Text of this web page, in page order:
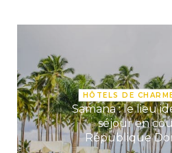
HÔTELS DE
Samana : le lieu
séjour en
République